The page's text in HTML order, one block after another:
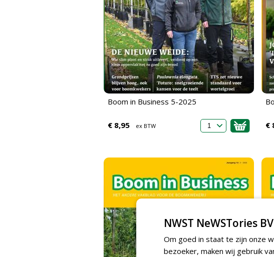
Boom in Business 5-2025
€ 8,95 ex BTW €
NWST NeWSTories BV
Om goed in staat te zijn onze
bezoeker, maken wij gebruik